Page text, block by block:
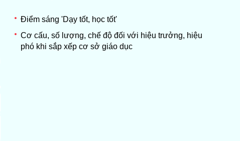
Điểm sáng 'Dạy tốt, học tốt'
Cơ cấu, số lượng, chế độ đối với hiệu trưởng, hiệu
phó khi sắp xếp cơ sở giáo dục